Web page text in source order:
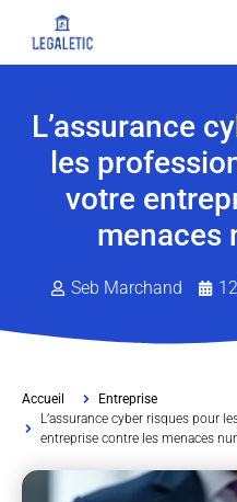
L’assurance
les
votre
menaces
Seb Marchand
Accueil
Entreprise
L’assurance cyber risques pour
entreprise contre les menaces